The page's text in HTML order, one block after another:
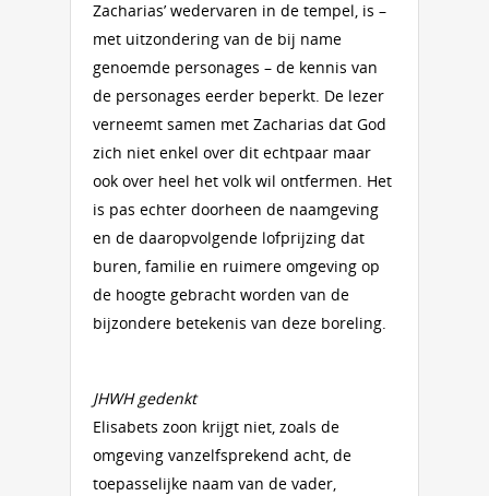
Zacharias’ wedervaren in de tempel, is –
met uitzondering van de bij name
genoemde personages – de kennis van
de personages eerder beperkt. De lezer
verneemt samen met Zacharias dat God
zich niet enkel over dit echtpaar maar
ook over heel het volk wil ontfermen. Het
is pas echter doorheen de naamgeving
en de daaropvolgende lofprijzing dat
buren, familie en ruimere omgeving op
de hoogte gebracht worden van de
bijzondere betekenis van deze boreling.
JHWH gedenkt
Elisabets zoon krijgt niet, zoals de
omgeving vanzelfsprekend acht, de
toepasselijke naam van de vader,